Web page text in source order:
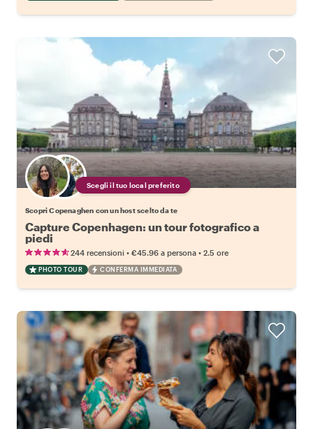
Scegli il tuo local preferito
Scopri Copenaghen con un host scelto da te
Capture Copenhagen: un tour fotografico a
piedi
244 recensioni • €45.96 a persona • 2.5 ore
PHOTO TOUR CONFERMA IMMEDIATA